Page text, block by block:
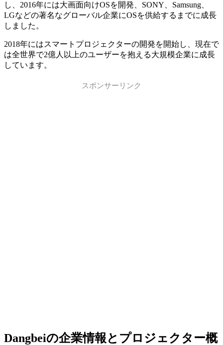
し、2016年には大画面向けOSを開発、SONY、Samsung、
LGなどの著名なグローバル企業にOSを供給するまでに成長
しました。
2018年にはスマートプロジェクターの開発を開始し、現在で
は全世界で2億人以上のユーザーを抱える大規模企業に成長
しています。
スポンサーリンク
Dangbeiの企業情報とプロジェクター概